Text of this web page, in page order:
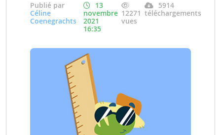
Publié par
Céline
Coenegrachts
13
novembre
2021
16:35
12271
vues
5914
téléchargements